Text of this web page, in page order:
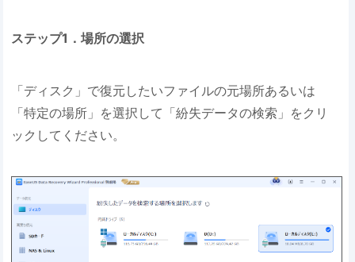
ステップ1．場所の選択
「ディスク」で復元したいファイルの元場所あるいは
「特定の場所」を選択して「紛失データの検索」をクリ
ックしてください。